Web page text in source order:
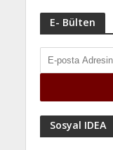
E- Bülten
Sosyal IDEA